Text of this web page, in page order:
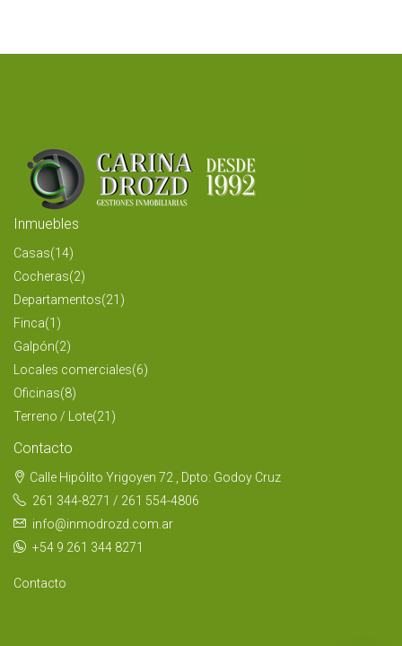
Inmuebles
Casas(14)
Cocheras(2)
Departamentos(21)
Finca(1)
Galpón(2)
Locales comerciales(6)
Oficinas(8)
Terreno / Lote(21)
Contacto
Calle Hipólito Yrigoyen 72 , Dpto: Godoy Cruz
261 344-8271 / 261 554-4806
info@inmodrozd.com.ar
+54 9 261 344 8271
Contacto